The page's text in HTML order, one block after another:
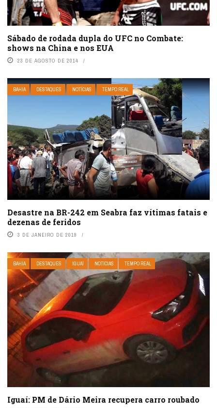
Sábado de rodada dupla do UFC no Combate:
shows na China e nos EUA
23 DE AGOSTO DE 2014
BAHIA DESTAQUES NOTÍCIAS TEMPO REAL
Desastre na BR-242 em Seabra faz vítimas fatais e
dezenas de feridos
3 DE JANEIRO DE 2019
BAHIA DESTAQUES IGUAÍ NOTÍCIAS TEMPO REAL
Iguaí: PM de Dário Meira recupera carro roubado